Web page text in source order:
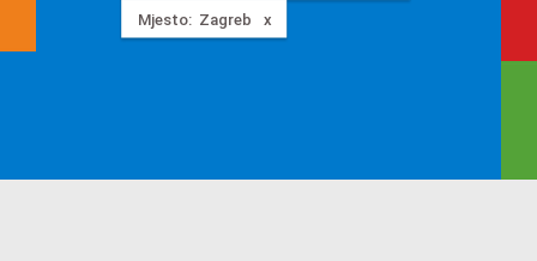
Mjesto: Zagreb